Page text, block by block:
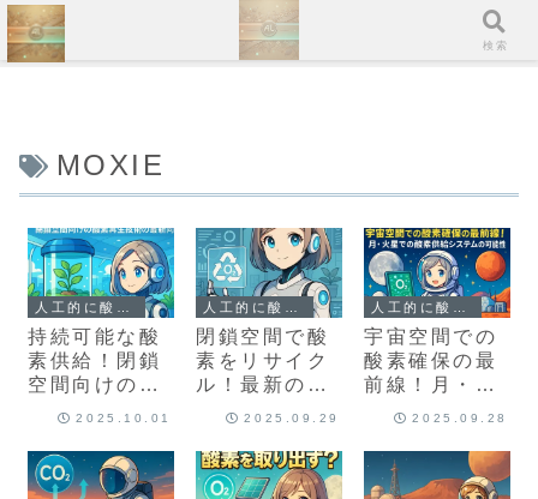
MOXIE
人工的に酸素をつくる方法は？
持続可能な酸
素供給！閉鎖
空間向けの酸
素再生技術の
2025.10.01
人工的に酸素をつくる方法は？
閉鎖空間で酸
素をリサイク
ル！最新の酸
素生成・再生
2025.09.29
人工的に酸素をつくる方法は？
宇宙空間での
酸素確保の最
前線！月・火
星での酸素供
可能性
2025.09.28
ホーム 検索